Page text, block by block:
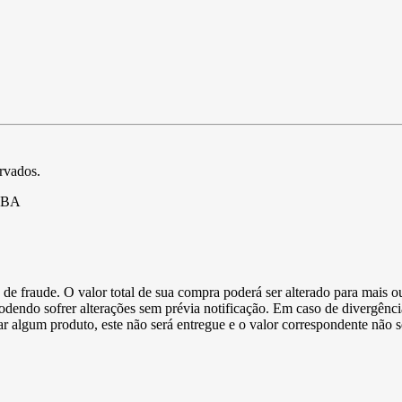
fraude. O valor total de sua compra poderá ser alterado para mais
sofrer alterações sem prévia notificação. Em caso de
produto, este não será entregue e o valor correspondente